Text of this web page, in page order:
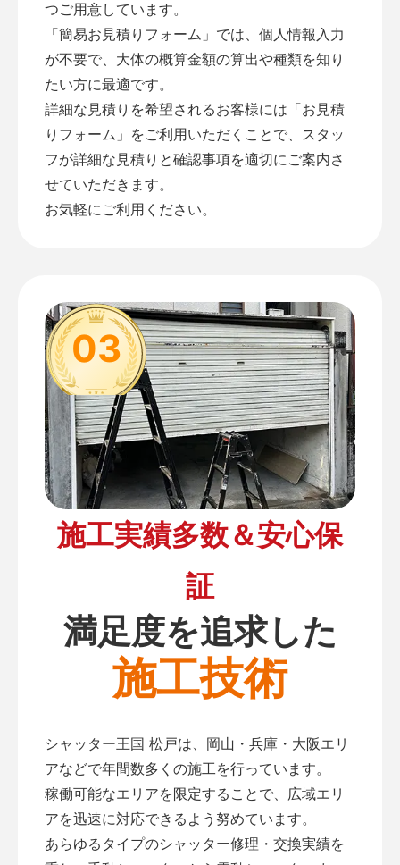
つご用意しています。
「簡易お見積りフォーム 」では、個人情報入力
が不要で、大体の概算金額の算出や種類を知り
たい方に最適です。
詳細な見積りを希望されるお客様には「お見積
りフォーム 」をご利用いただくことで、スタッ
フが詳細な見積りと確認事項を適切にご案内さ
せていただきます。
お気軽にご利用ください。
03
施工実績多数＆安心保
証
満足度を追求した
施工技術
シャッター王国 松戸は、岡山・兵庫・大阪エリ
アなどで年間数多くの施工を行っています。
稼働可能なエリアを限定することで、広域エリ
アを迅速に対応できるよう努めています。
あらゆるタイプのシャッター修理・交換実績を